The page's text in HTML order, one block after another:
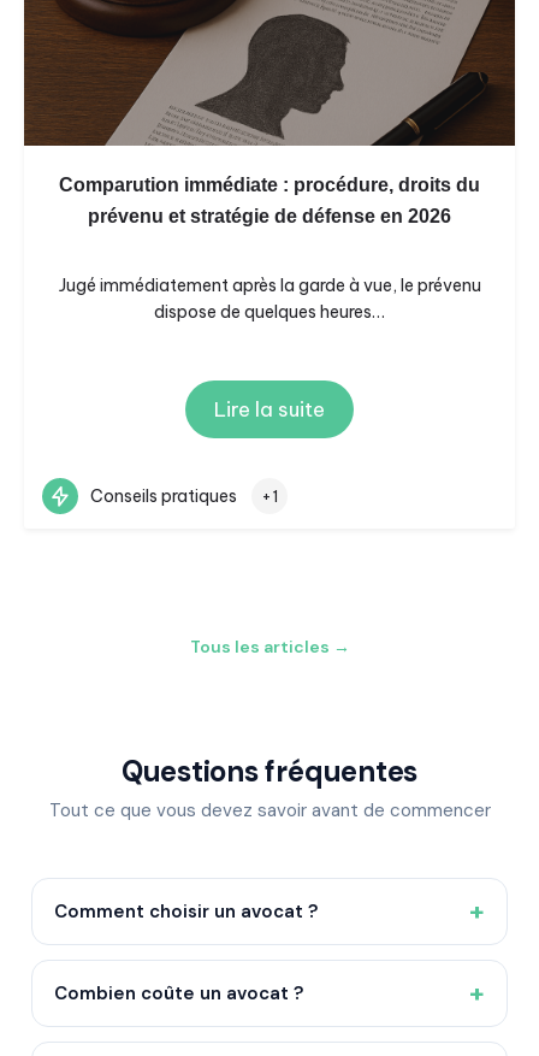
Comparution immédiate : procédure, droits du
prévenu et stratégie de défense en 2026
Jugé immédiatement après la garde à vue, le prévenu
dispose de quelques heures…
Lire la suite
Conseils pratiques +1
Tous les articles →
Questions fréquentes
Tout ce que vous devez savoir avant de commencer
Comment choisir un avocat ? +
Combien coûte un avocat ? +